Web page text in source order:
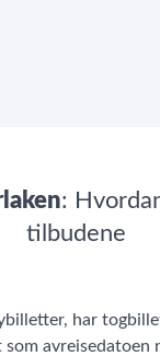
:
tilbudene
har
avreisedatoen